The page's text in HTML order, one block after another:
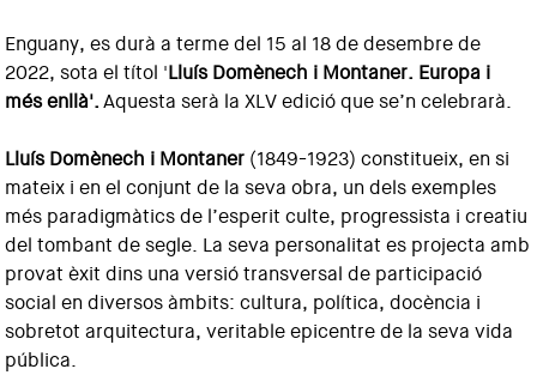
Enguany, es durà a terme del 15 al 18 de desembre de
2022, sota el títol 'Lluís Domènech i Montaner. Europa i
més enllà'.Aquesta serà la XLV edició que se’n celebrarà.
Lluís Domènech i Montaner (1849-1923) constitueix, en si
mateix i en el conjunt de la seva obra, un dels exemples
més paradigmàtics de l’esperit culte, progressista i creatiu
del tombant de segle. La seva personalitat es projecta amb
provat èxit dins una versió transversal de participació
social en diversos àmbits: cultura, política, docència i
sobretot arquitectura, veritable epicentre de la seva vida
pública.